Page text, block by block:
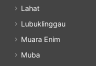
Lahat
Lubuklinggau
Muara Enim
Muba